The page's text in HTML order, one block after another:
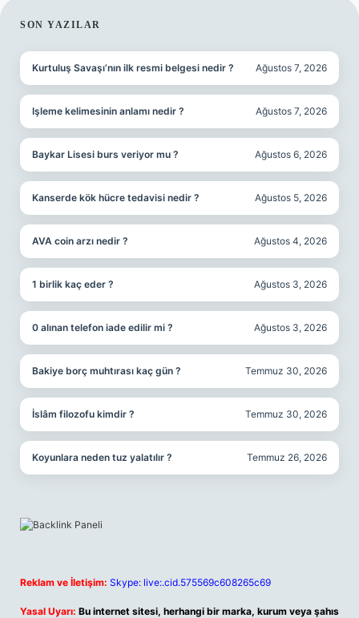
SIDEBAR
SON YAZILAR
Kurtuluş Savaşı’nın ilk resmi belgesi nedir ? Ağustos 7, 2026
Işleme kelimesinin anlamı nedir ? Ağustos 7, 2026
Baykar Lisesi burs veriyor mu ? Ağustos 6, 2026
Kanserde kök hücre tedavisi nedir ? Ağustos 5, 2026
AVA coin arzı nedir ? Ağustos 4, 2026
1 birlik kaç eder ? Ağustos 3, 2026
0 alınan telefon iade edilir mi ? Ağustos 3, 2026
Bakiye borç muhtırası kaç gün ? Temmuz 30, 2026
İslâm filozofu kimdir ? Temmuz 30, 2026
Koyunlara neden tuz yalatılır ? Temmuz 26, 2026
Reklam ve İletişim: Skype: live:.cid.575569c608265c69
Yasal Uyarı: Bu internet sitesi, herhangi bir marka, kurum veya şahıs